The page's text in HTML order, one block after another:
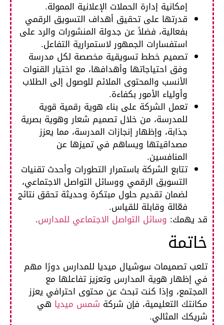
إمكانية إدارة الحملات الإعلانية الممولة.
قدرتها على تحقيق أهداف التسويق الرقمي
بفعالية، فضلاً عن جدولة المنشورات والرد على
استفسارات الجمهور لاستمرارية التفاعل.​
تصميم خطط تسويقية مخصصة لكل مدرسة
وفق احتياجاتها وأهدافها، مع اختيار القنوات
الأنسب والمحتوى الملائم للوصول إلى الطلاب
وأولياء الأمور بكفاءة.
تعمل الشركة على بناء هوية رقمية قوية
للمدرسة، من خلال تصميم شعار وهوية بصرية
جذابة، وإظهار إنجازات المدرسة، مما يعزز
مصداقيتها ويساهم في تميزها عن
المنافسين.
تتابع الشركة باستمرار التطورات وأحدث تقنيات
التسويق الرقمي ووسائل التواصل الاجتماعي،
لضمان تقديم حلول مبتكرة وحديثة تحقق نتائج
فعّالة وقابلة للقياس.
قد يهمك:وسائل التواصل الاجتماعي للمدارس.
خاتمة
تلعب تصميمات سوشيال ميديا للمدارس دورًا مهم
في إظهار هوية المدارس وتعزيز تفاعلها مع
المجتمع، وإذا كنت تبحث عن محتوى احترافي يعزز
مكانتك التعليمية، فإن شركةشمس ميدياهي
شريكك المثالي.